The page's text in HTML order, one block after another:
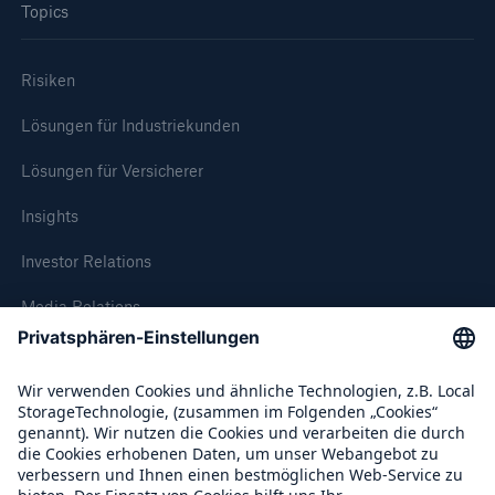
Topics
Risiken
Lösungen für Industriekunden
Lösungen für Versicherer
Insights
Investor Relations
Media Relations
Compliance
Über Munich Re
Roanoke Companies Inc. ihr Geschäft über MGAs
im indischen Lebensversicherungsmarkt
Pressemitteilung
Medieninformation
globalen Gesundheitssysteme
Hohe Opferzahlen prägen Naturkatastrophen-
Halbjahresbilanz 2008
Münchener-Rück-Gruppe: Gewinnrückgang im